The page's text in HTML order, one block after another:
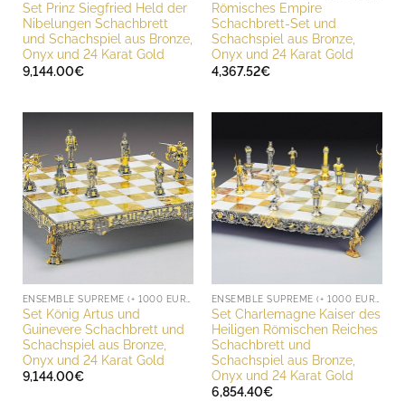
Set Prinz Siegfried Held der
Nibelungen Schachbrett
und Schachspiel aus Bronze,
Onyx und 24 Karat Gold
9,144.00€
Römisches Empire
Schachbrett-Set und
Schachspiel aus Bronze,
Onyx und 24 Karat Gold
4,367.52€
Set König Artus und
Guinevere Schachbrett und
Schachspiel aus Bronze,
Onyx und 24 Karat Gold
9,144.00€
Set Charlemagne Kaiser des
Heiligen Römischen Reiches
Schachbrett und
Schachspiel aus Bronze,
Onyx und 24 Karat Gold
6,854.40€